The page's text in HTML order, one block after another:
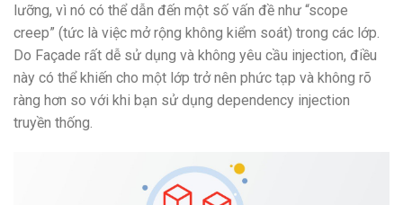
lưỡng, vì nó có thể dẫn đến một số vấn đề như “scope
creep” (tức là việc mở rộng không kiểm soát) trong các lớp.
Do Façade rất dễ sử dụng và không yêu cầu injection, điều
này có thể khiến cho một lớp trở nên phức tạp và không rõ
ràng hơn so với khi bạn sử dụng dependency injection
truyền thống.